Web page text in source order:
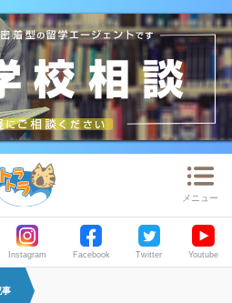
メニュー
Instagram Facebook Twitter Youtube
事